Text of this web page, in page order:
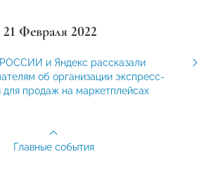
21 Февраля 2022
и Яндекс рассказали
об организации экспресс-
для продаж на маркетплейсах
Главные события